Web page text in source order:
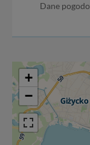
Dane
+
−